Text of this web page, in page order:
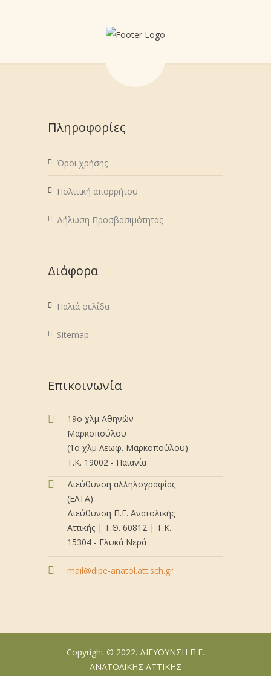
Πληροφορίες
Όροι χρήσης
Πολιτική απορρήτου
Δήλωση Προσβασιμότητας
Διάφορα
Παλιά σελίδα
Sitemap
Επικοινωνία
19ο χλμ Αθηνών -
Μαρκοπούλου
(1ο χλμ Λεωφ. Μαρκοπούλου)
Τ.Κ. 19002 - Παιανία
Διεύθυνση αλληλογραφίας
(ΕΛΤΑ):
Διεύθυνση Π.Ε. Ανατολικής
Αττικής | Τ.Θ. 60812 | Τ.Κ.
15304 - Γλυκά Νερά
mail@dipe-anatol.att.sch.gr
Copyright © 2022. ΔΙΕΥΘΥΝΣΗ Π.Ε.
ΑΝΑΤΟΛΙΚΗΣ ΑΤΤΙΚΗΣ